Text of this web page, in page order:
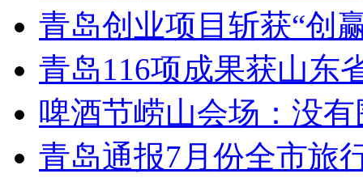
青岛创业项目斩获“创
青岛116项成果获山东
啤酒节崂山会场：没有
青岛通报7月份全市旅